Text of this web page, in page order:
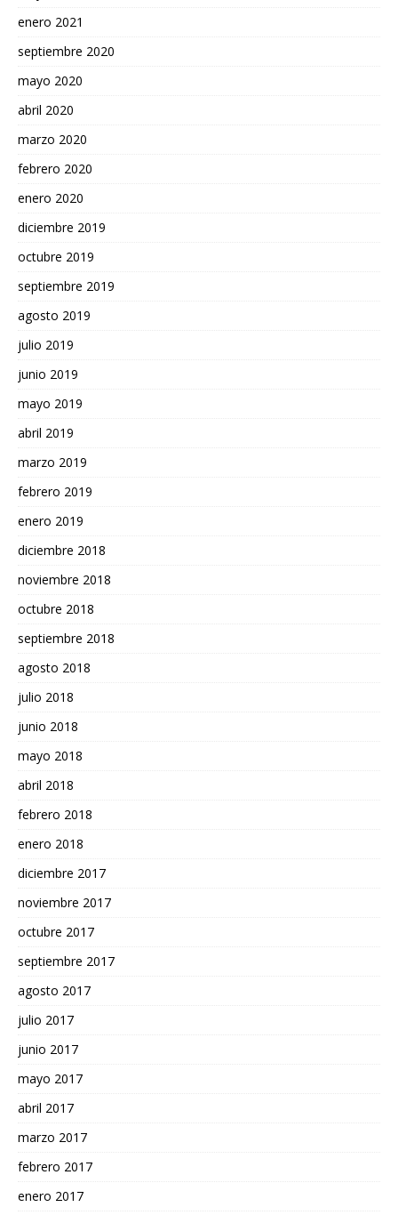
enero 2021
septiembre 2020
mayo 2020
abril 2020
marzo 2020
febrero 2020
enero 2020
diciembre 2019
octubre 2019
septiembre 2019
agosto 2019
julio 2019
junio 2019
mayo 2019
abril 2019
marzo 2019
febrero 2019
enero 2019
diciembre 2018
noviembre 2018
octubre 2018
septiembre 2018
agosto 2018
julio 2018
junio 2018
mayo 2018
abril 2018
febrero 2018
enero 2018
diciembre 2017
noviembre 2017
octubre 2017
septiembre 2017
agosto 2017
julio 2017
junio 2017
mayo 2017
abril 2017
marzo 2017
febrero 2017
enero 2017